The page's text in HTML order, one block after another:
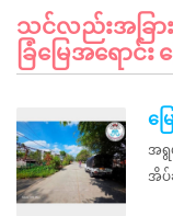
သင်လည်းအခြ
ခြံမြေအရောင်း က
မ
အရွ
အိပ်ခ